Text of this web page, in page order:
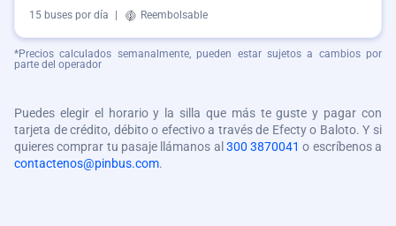
15 buses por día Reembolsable
*Precios calculados semanalmente, pueden estar sujetos a cambios por
parte del operador
Puedes elegir el horario y la silla que más te guste y pagar con
tarjeta de crédito, débito o efectivo a través de Efecty o Baloto. Y si
quieres comprar tu pasaje llámanos al 300 3870041 o escríbenos a
contactenos@pinbus.com.